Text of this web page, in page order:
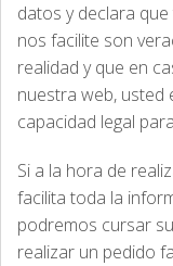
datos y declara
nos facilite son
realidad y que en
nuestra web, usted
capacidad legal
Si a la hora de
facilita toda la
podremos cursar
realizar un pedido